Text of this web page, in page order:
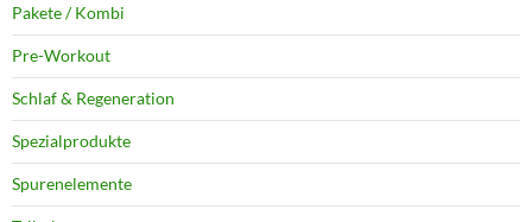
Pakete / Kombi
Pre-Workout
Schlaf & Regeneration
Spezialprodukte
Spurenelemente